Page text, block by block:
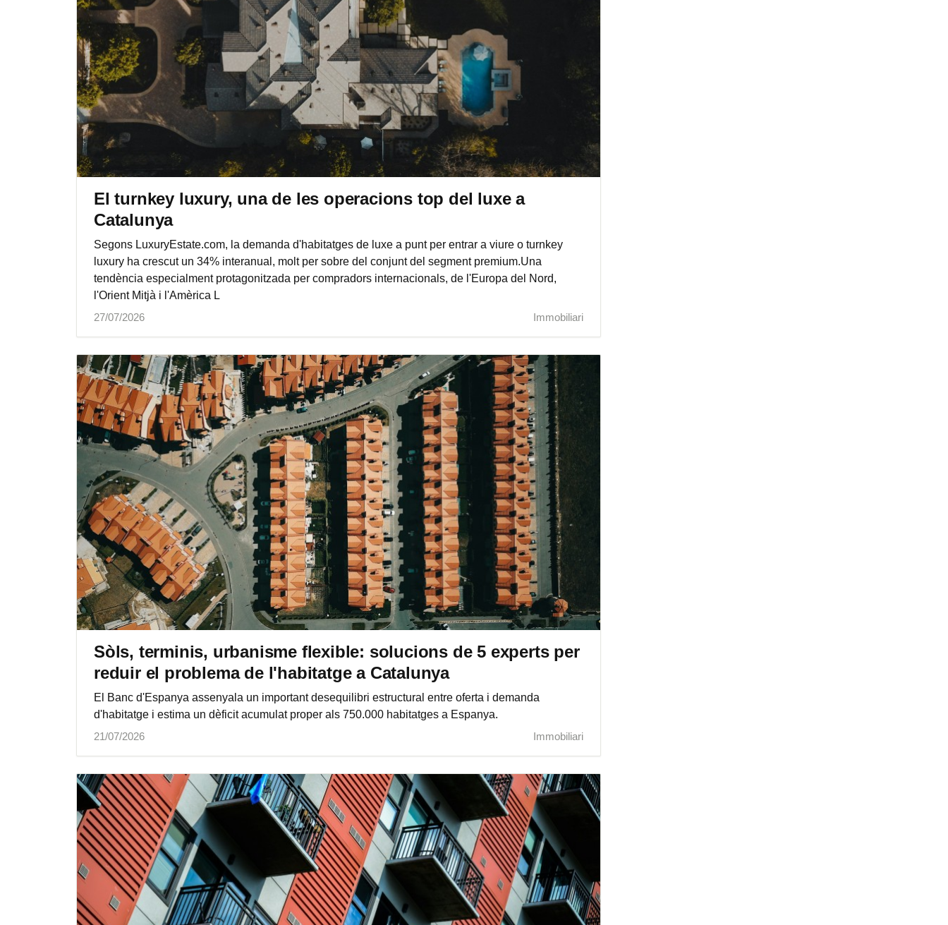
El turnkey luxury, una de les operacions top del luxe a
Catalunya
Segons LuxuryEstate.com, la demanda d'habitatges de luxe a punt per entrar a viure o turnkey
luxury ha crescut un 34% interanual, molt per sobre del conjunt del segment premium.Una
tendència especialment protagonitzada per compradors internacionals, de l'Europa del Nord,
l'Orient Mitjà i l'Amèrica L
27/07/2026
Immobiliari
Sòls, terminis, urbanisme flexible: solucions de 5 experts per
reduir el problema de l'habitatge a Catalunya
El Banc d'Espanya assenyala un important desequilibri estructural entre oferta i demanda
d'habitatge i estima un dèficit acumulat proper als 750.000 habitatges a Espanya.
21/07/2026
Immobiliari